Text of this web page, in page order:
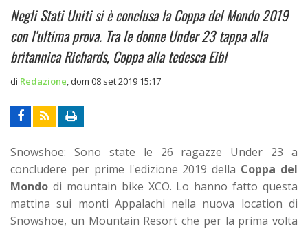
Negli Stati Uniti si è conclusa la Coppa del Mondo 2019
con l'ultima prova. Tra le donne Under 23 tappa alla
britannica Richards, Coppa alla tedesca Eibl
di Redazione dom 08 set 2019 15:17
Snowshoe: Sono state le 26 ragazze Under 23 a
concludere per prime l'edizione 2019 della Coppa del
Mondo di mountain bike XCO. Lo hanno fatto questa
mattina sui monti Appalachi nella nuova location di
Snowshoe, un Mountain Resort che per la prima volta